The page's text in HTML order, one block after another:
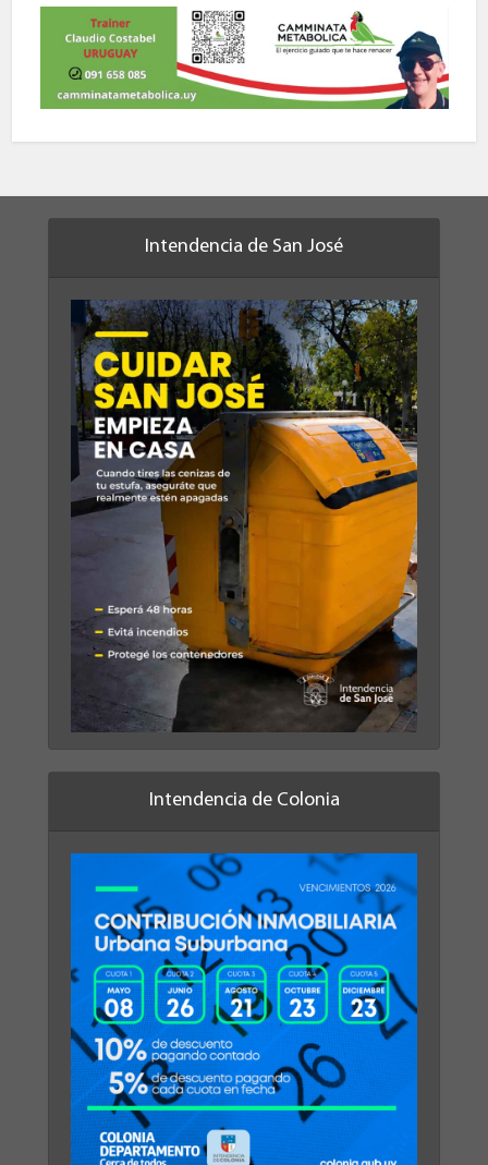
Intendencia de San José
Intendencia de Colonia